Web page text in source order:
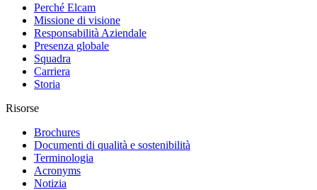
Perché Elcam
Missione di visione
Responsabilità Aziendale
Presenza globale
Squadra
Carriera
Storia
Risorse
Brochures
Documenti di qualità e sostenibilità
Terminologia
Acronyms
Notizia